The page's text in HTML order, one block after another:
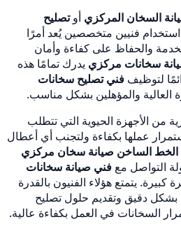
السخان المركزي أوتصليح
فنيين متخصصين يُعد أمرًا
والحفاظ على كفاءة وأمان
سخانات مركزي يدرك تمامًا هذه
لتوظيف فني تصليح سخانات
العالية والمؤهلين بشكل مناسب.
من الأجهزة الحيوية التي تتطلب
عملها بكفاءة ولتجنب أي أعطال
الخط الساخن صيانة سخان مركزي
التواصل مع فني صيانة سخانات
يتمتع هؤلاء الفنيون بالقدرة
دقيق وتقديم حلول تصليح
السخانات في العمل بكفاءة عالية.